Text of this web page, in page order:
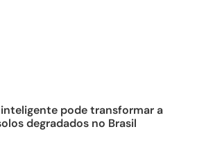
pode transformar a
degradados no Brasil